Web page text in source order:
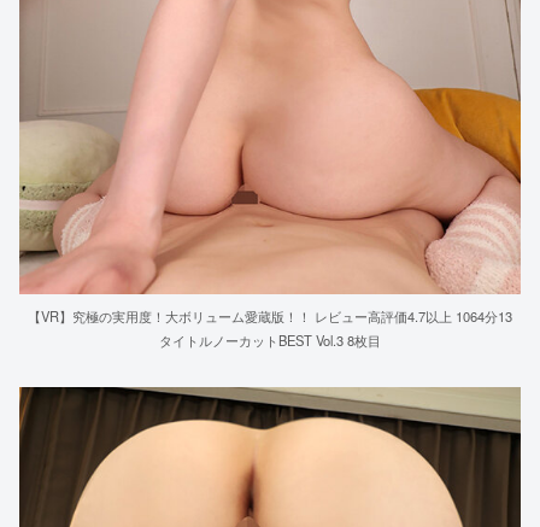
【VR】究極の実用度！大ボリューム愛蔵版！！ レビュー高評価4.7以上 1064分13
タイトルノーカットBEST Vol.3 8枚目